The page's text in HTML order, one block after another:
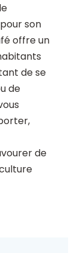
son
offre un
de se
de
de